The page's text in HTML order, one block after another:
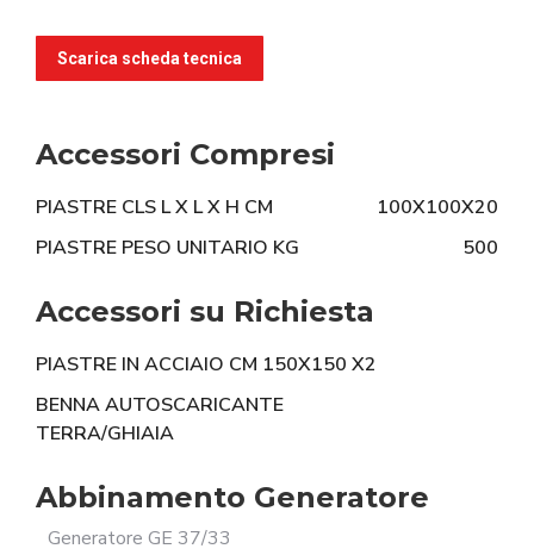
Scarica scheda tecnica
Accessori Compresi
PIASTRE CLS L X L X H CM
100X100X20
PIASTRE PESO UNITARIO KG
500
Accessori su Richiesta
PIASTRE IN ACCIAIO CM 150X150 X2
BENNA AUTOSCARICANTE
TERRA/GHIAIA
Abbinamento Generatore
Generatore GE 37/33